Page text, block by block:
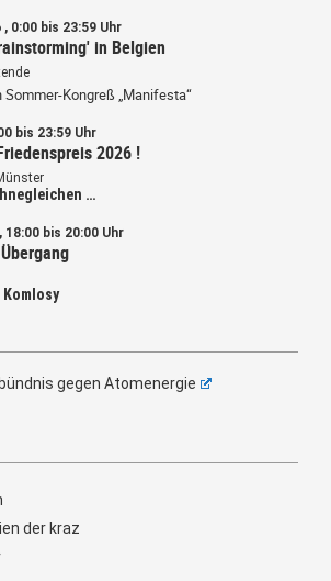
0:00 bis 23:59 Uhr
in Belgien
Kongreß „Manifesta“
bis 23:59 Uhr
2026 !
…
bis 20:00 Uhr
Komlosy
gegen Atomenergie
der kraz